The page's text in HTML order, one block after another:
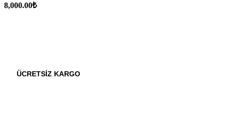
₺
ÜCRETSİZ KARGO